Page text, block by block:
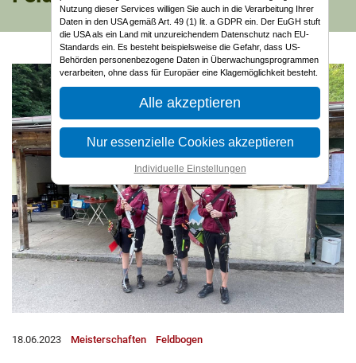
18.06.2023 Meisterschaften Feldbogen
Nutzung dieser Services willigen Sie auch in die Verarbeitung Ihrer
Daten in den USA gemäß Art. 49 (1) lit. a GDPR ein. Der EuGH stuft
die USA als ein Land mit unzureichendem Datenschutz nach EU-
Standards ein. Es besteht beispielsweise die Gefahr, dass US-
Behörden personenbezogene Daten in Überwachungsprogrammen
verarbeiten, ohne dass für Europäer eine Klagemöglichkeit besteht.
Alle akzeptieren
Nur essenzielle Cookies akzeptieren
Individuelle Einstellungen